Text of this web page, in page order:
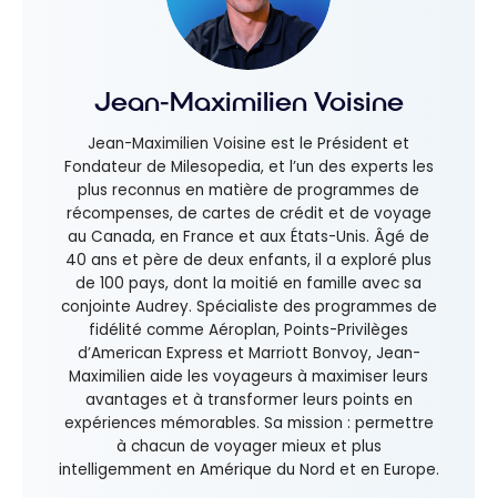
Jean-Maximilien Voisine
Jean-Maximilien Voisine est le Président et
Fondateur de Milesopedia, et l’un des experts les
plus reconnus en matière de programmes de
récompenses, de cartes de crédit et de voyage
au Canada, en France et aux États-Unis. Âgé de
40 ans et père de deux enfants, il a exploré plus
de 100 pays, dont la moitié en famille avec sa
conjointe Audrey. Spécialiste des programmes de
fidélité comme Aéroplan, Points-Privilèges
d’American Express et Marriott Bonvoy, Jean-
Maximilien aide les voyageurs à maximiser leurs
avantages et à transformer leurs points en
expériences mémorables. Sa mission : permettre
à chacun de voyager mieux et plus
intelligemment en Amérique du Nord et en Europe.